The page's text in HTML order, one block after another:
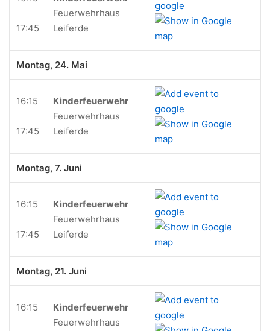
17:45
Feuerwehrhaus
Leiferde
Montag, 24. Mai
16:15
17:45
Kinderfeuerwehr
Feuerwehrhaus
Leiferde
Montag, 7. Juni
16:15
17:45
Kinderfeuerwehr
Feuerwehrhaus
Leiferde
Montag, 21. Juni
16:15
Kinderfeuerwehr
Feuerwehrhaus